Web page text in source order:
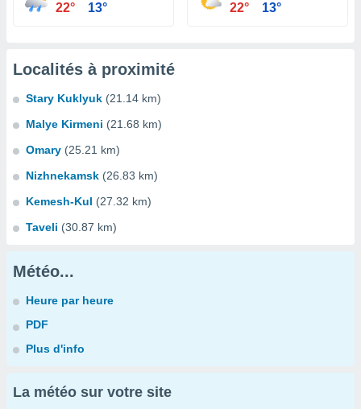
22° 13° 22° 13°
Localités à proximité
Stary Kuklyuk (21.14 km)
Malye Kirmeni (21.68 km)
Omary (25.21 km)
Nizhnekamsk (26.83 km)
Kemesh-Kul (27.32 km)
Taveli (30.87 km)
Météo...
Heure par heure
PDF
Plus d'info
La météo sur votre site